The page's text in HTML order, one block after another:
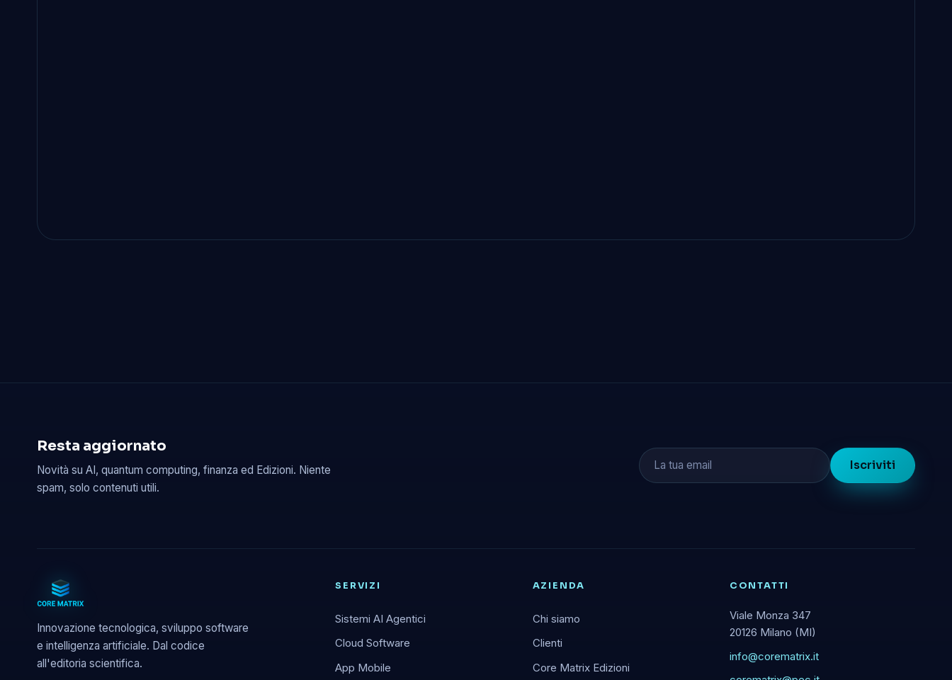
Resta aggiornato
Novità su AI, quantum computing, finanza ed Edizioni. Niente
spam, solo contenuti utili.
Iscriviti
Innovazione tecnologica, sviluppo software
e intelligenza artificiale. Dal codice
all'editoria scientifica.
SERVIZI
Sistemi AI Agentici
Cloud Software
App Mobile
AZIENDA
Chi siamo
Clienti
Core Matrix Edizioni
CONTATTI
Viale Monza 347
20126 Milano (MI)
info@corematrix.it